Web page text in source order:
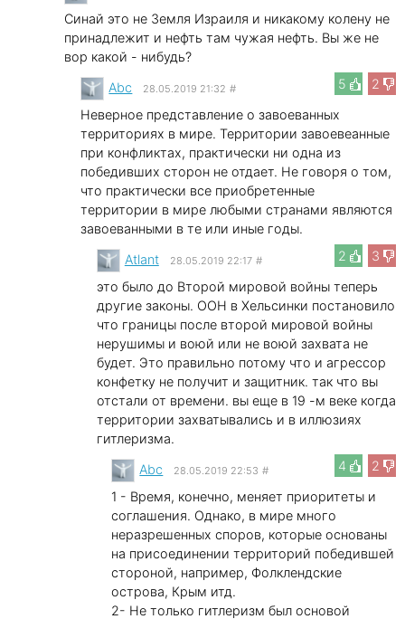
Синай это не Земля Израиля и никакому колену не
принадлежит и нефть там чужая нефть. Вы же не
вор какой - нибудь?
5
2
Abc 28.05.2019 21:32 #
Неверное представление о завоеванных
территориях в мире. Территории завоевеанные
при конфликтах, практически ни одна из
победивших сторон не отдает. Не говоря о том,
что практически все приобретенные
территории в мире любыми странами являются
завоеванными в те или иные годы.
2
3
Atlant 28.05.2019 22:17 #
это было до Второй мировой войны теперь
другие законы. ООН в Хельсинки постановило
что границы после второй мировой войны
нерушимы и воюй или не воюй захвата не
будет. Это правильно потому что и агрессор
конфетку не получит и защитник. так что вы
отстали от времени. вы еще в 19 -м веке когда
территории захватывались и в иллюзиях
гитлеризма.
4
2
Abc 28.05.2019 22:53 #
1 - Время, конечно, меняет приоритеты и
соглашения. Однако, в мире много
неразрешенных споров, которые основаны
на присоединении территорий победившей
стороной, например, Фолклендские
острова, Крым итд.
2- Не только гитлеризм был основой